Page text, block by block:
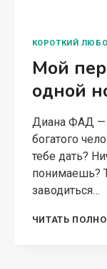
КОРОТКИЙ
Мой
одной
Диана ФАД —
богатого
тебе дать?
понимаешь?
заводиться…
ЧИТАТЬ